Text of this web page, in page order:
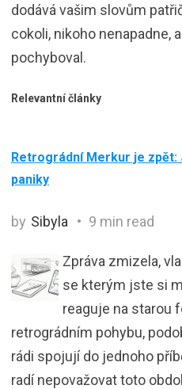
dodává vašim slovům
cokoli, nikoho nenapadne,
pochyboval.
Relevantní články
Retrográdní Merkur je zpět:
paniky
by Sibyla 9 min read
Zpráva zmizela,
se kterým jste si
reaguje na starou
retrográdním pohybu,
rádi spojují do jednoho
radí nepovažovat toto